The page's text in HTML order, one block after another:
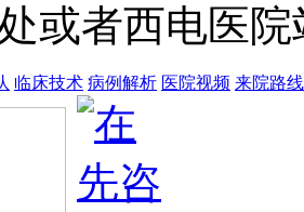
或者西电医
临床技术 病例解析 医院视频 来院路线